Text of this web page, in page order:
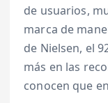
de usuarios,
marca de
de Nielsen, el
más en las
conocen que